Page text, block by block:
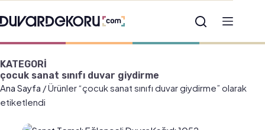
KATEGORİ
çocuk sanat sınıfı duvar giydirme
Ana Sayfa / Ürünler “çocuk sanat sınıfı duvar giydirme” olarak
etiketlendi